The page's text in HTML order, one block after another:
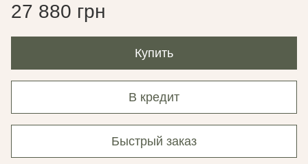
27 880 грн
Купить
В кредит
Быстрый заказ